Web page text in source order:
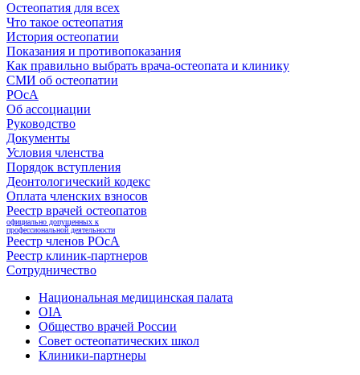
Остеопатия для всех
Что такое остеопатия
История остеопатии
Показания и противопоказания
Как правильно выбрать врача-остеопата и клинику
СМИ об остеопатии
РОсА
Об ассоциации
Руководство
Документы
Условия членства
Порядок вступления
Деонтологический кодекс
Оплата членских взносов
Реестр врачей остеопатов
официально допущенных к
профессиональной деятельности
Реестр членов РОсА
Реестр клиник-партнеров
Сотрудничество
Национальная медицинская палата
OIA
Общество врачей России
Совет остеопатических школ
Клиники-партнеры